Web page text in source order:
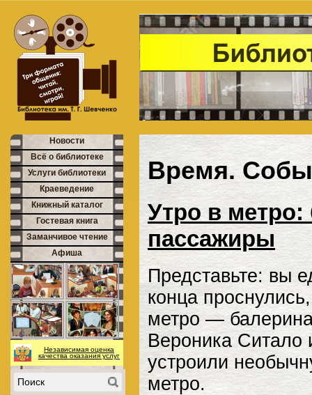
Время.
Утро в метро:
пассажиры
Представьте: вы
конца
метро —
Вероника Ситало
устроили
метро.
Новости
Всё о библиотеке
Услуги библиотеки
Краеведение
Книжный каталог
Гостевая книга
Заманчивое чтение
Афиша
Независимая оценка
качества оказания услуг